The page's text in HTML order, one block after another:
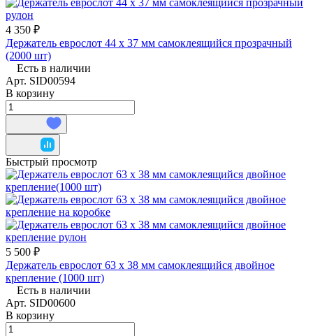
4 350 ₽
Держатель еврослот 44 х 37 мм самоклеящийся прозрачный
(2000 шт)
Есть в наличии
Арт. SID00594
В корзину
Быстрый просмотр
5 500 ₽
Держатель еврослот 63 х 38 мм самоклеящийся двойное
крепление (1000 шт)
Есть в наличии
Арт. SID00600
В корзину